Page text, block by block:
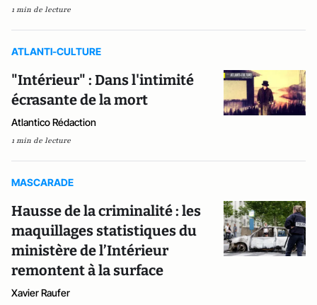
1 min de lecture
ATLANTI-CULTURE
"Intérieur" : Dans l'intimité
écrasante de la mort
Atlantico Rédaction
1 min de lecture
MASCARADE
Hausse de la criminalité : les
maquillages statistiques du
ministère de l’Intérieur
remontent à la surface
Xavier Raufer